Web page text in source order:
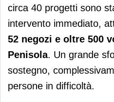
circa 40 progetti sono
intervento immediato,
52 negozi e oltre 500
Penisola. Un grande
sostegno,
persone in difficoltà.